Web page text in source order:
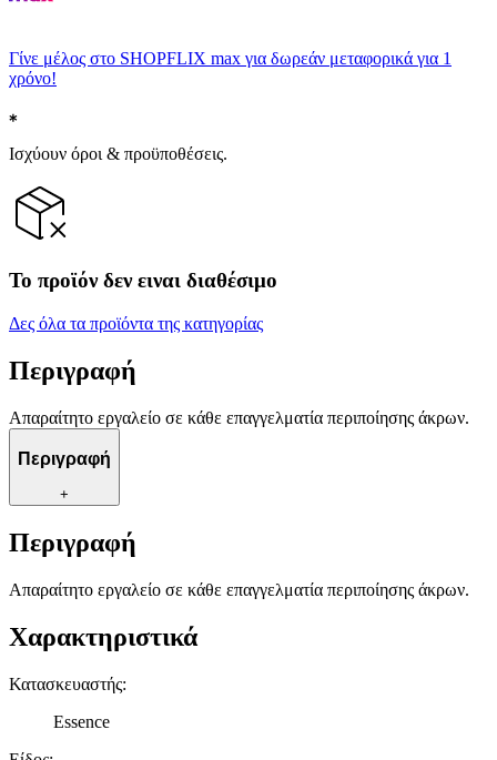
Γίνε μέλος στο SHOPFLIX max για δωρεάν μεταφορικά για 1
χρόνο!
Ισχύουν όροι & προϋποθέσεις.
Το προϊόν δεν ειναι διαθέσιμο
Δες όλα τα προϊόντα της κατηγορίας
Περιγραφή
Απαραίτητο εργαλείο σε κάθε επαγγελματία περιποίησης άκρων.
Περιγραφή
+
Περιγραφή
Απαραίτητο εργαλείο σε κάθε επαγγελματία περιποίησης άκρων.
Χαρακτηριστικά
Κατασκευαστής:
Essence